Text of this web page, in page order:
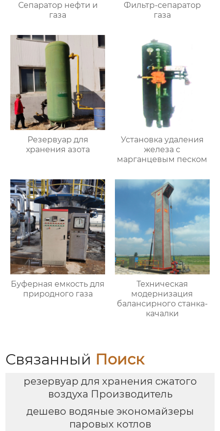
Сепаратор нефти и
газа
Фильтр-сепаратор
газа
Резервуар для
хранения азота
Установка удаления
железа с
марганцевым песком
Буферная емкость для
природного газа
Техническая
модернизация
балансирного станка-
качалки
Связанный Поиск
резервуар для хранения сжатого
воздуха Производитель
дешево водяные экономайзеры
паровых котлов